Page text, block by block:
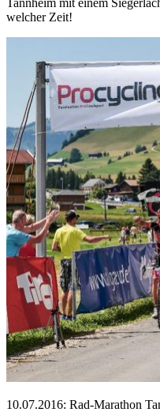
welcher Zeit!
10.07.2016: Rad-Marathon